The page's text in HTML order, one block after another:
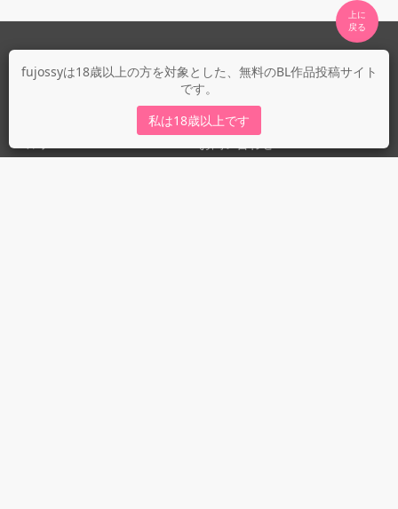
fujossyは18歳以上の方を対象とした、無料のBL作品投稿サイト
です。
私は18歳以上です
上に
fujossyについて
fujossy運営ブログ